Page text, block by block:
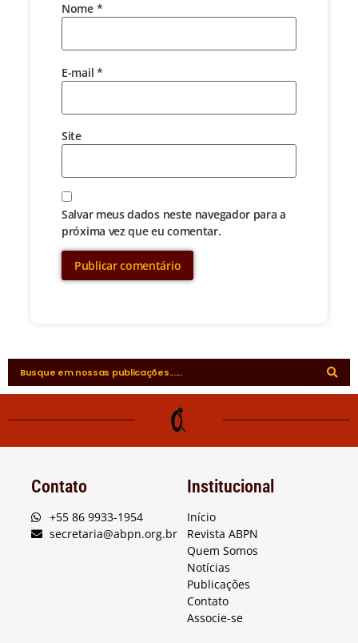
Nome *
E-mail *
Site
Salvar meus dados neste navegador para a
próxima vez que eu comentar.
Contato
+55 86 9933-1954
secretaria@abpn.org.br
Institucional
Início
Revista ABPN
Quem Somos
Notícias
Publicações
Contato
Associe-se